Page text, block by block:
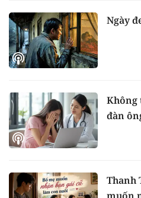
Ngày
Không
đàn
Thanh
muốn